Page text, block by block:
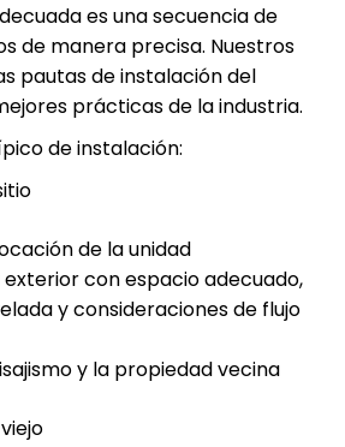
es una secuencia de
de manera precisa. Nuestros
pautas de instalación del
prácticas de la industria.
de instalación:
de la unidad
con espacio adecuado,
y consideraciones de flujo
y la propiedad vecina